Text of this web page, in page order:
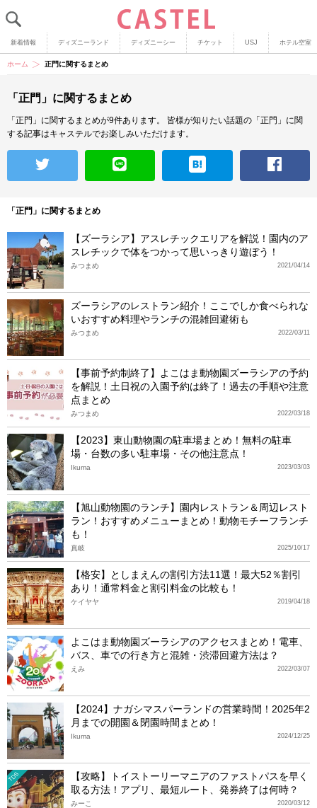
新着情報 ディズニーランド ディズニーシー チケット USJ ホテル空室
ホーム 正門に関するまとめ
「正門」に関するまとめ
「正門」に関するまとめが9件あります。
皆様が知りたい話題の「正門」に関
する記事はキャステルでお楽しみいただけます。
「正門」に関するまとめ
【ズーラシア】アスレチックエリアを解説！園内のア
スレチックで体をつかって思いっきり遊ぼう！
2021/04/14
みつまめ
ズーラシアのレストラン紹介！ここでしか食べられな
いおすすめ料理やランチの混雑回避術も
2022/03/11
みつまめ
【事前予約制終了】よこはま動物園ズーラシアの予約
を解説！土日祝の入園予約は終了！過去の手順や注意
点まとめ
2022/03/18
みつまめ
【2023】東山動物園の駐車場まとめ！無料の駐車
場・台数の多い駐車場・その他注意点！
2023/03/03
Ikuma
【旭山動物園のランチ】園内レストラン＆周辺レスト
ラン！おすすめメニューまとめ！動物モチーフランチ
も！
2025/10/17
真岐
【格安】としまえんの割引方法11選！最大52％割引
あり！通常料金と割引料金の比較も！
2019/04/18
ケイヤヤ
よこはま動物園ズーラシアのアクセスまとめ！電車、
バス、車での行き方と混雑・渋滞回避方法は？
2022/03/07
えみ
【2024】ナガシマスパーランドの営業時間！2025年2
月までの開園＆閉園時間まとめ！
2024/12/25
Ikuma
TDS
【攻略】トイストーリーマニアのファストパスを早く
取る方法！アプリ、最短ルート、発券終了は何時？
2020/03/12
みーこ